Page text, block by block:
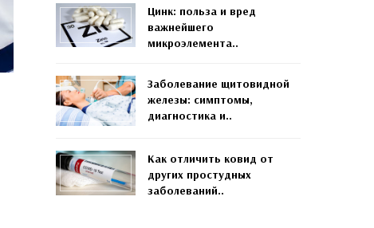
Цинк: польза и вред
важнейшего
микроэлемента..
Заболевание щитовидной
железы: симптомы,
диагностика и..
Как отличить ковид от
других простудных
заболеваний..